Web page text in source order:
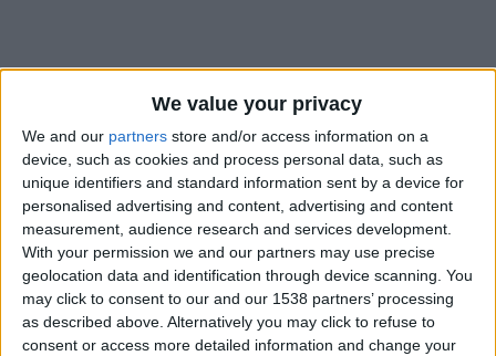
We value your privacy
We and our partners store and/or access information on a
device, such as cookies and process personal data, such as
unique identifiers and standard information sent by a device for
personalised advertising and content, advertising and content
measurement, audience research and services development.
With your permission we and our partners may use precise
geolocation data and identification through device scanning. You
may click to consent to our and our 1538 partners’ processing
as described above. Alternatively you may click to refuse to
consent or access more detailed information and change your
Arsenal FC (4-3-3) : Raya – Partey, Saliba, Kiwior, Lewis-
Skelly – Ödegaard, Merino, Rice – Saka, Jesus, Martinelli.
Remplaçants : Neto (g.), Setford (g.), Timber, Tierney,
Jorginho, Jorginho, Sterling, Havertz, Monlouis, Nwaneri,